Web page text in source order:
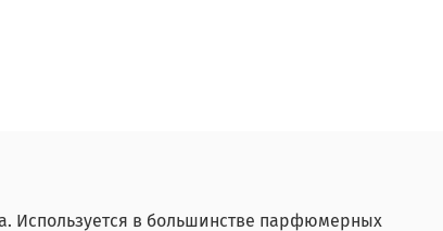
Используется в большинстве парфюмерных